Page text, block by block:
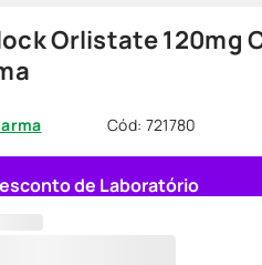
Orlistate 120mg
Cód: 721780
de Laboratório